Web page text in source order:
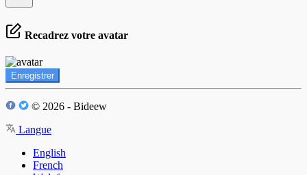
Recadrez votre avatar
Enregistrer
© 2026 - Bideew
Langue
English
French